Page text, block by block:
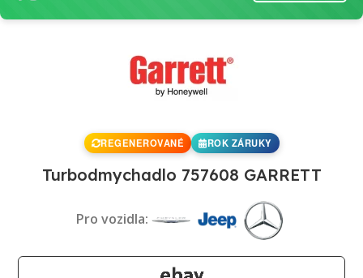
REGENEROVANÉ ROK ZÁRUKY
Turbodmychadlo 757608 GARRETT
Pro vozidla: